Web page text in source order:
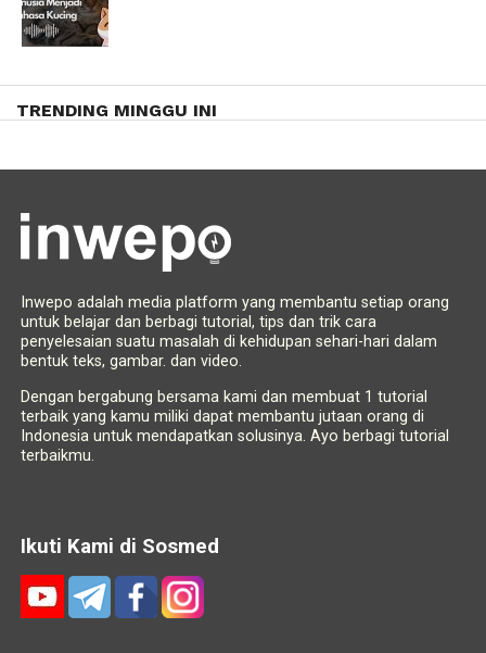
TRENDING MINGGU INI
Inwepo adalah media platform yang membantu setiap orang
untuk belajar dan berbagi tutorial, tips dan trik cara
penyelesaian suatu masalah di kehidupan sehari-hari dalam
bentuk teks, gambar. dan video.
Dengan bergabung bersama kami dan membuat 1 tutorial
terbaik yang kamu miliki dapat membantu jutaan orang di
Indonesia untuk mendapatkan solusinya. Ayo berbagi tutorial
terbaikmu.
Ikuti Kami di Sosmed